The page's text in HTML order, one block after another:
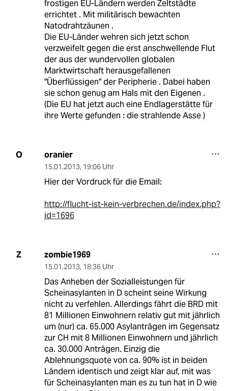
frostigen EU-Ländern werden Zeltstädte
errichtet . Mit militärisch bewachten
Natodrahtzäunen .
Die EU-Länder wehren sich jetzt schon
verzweifelt gegen die erst anschwellende Flut
der aus der wundervollen globalen
Marktwirtschaft herausgefallenen
"Überflüssigen" der Peripherie . Dabei haben
sie schon genug am Hals mit den Eigenen .
(Die EU hat jetzt auch eine Endlagerstätte für
ihre Werte gefunden : die strahlende Asse )
O oranier
15.01.2013, 19:06 Uhr
Hier der Vordruck für die Email:
http://flucht-ist-kein-verbrechen.de/index.php?
id=1696
Z zombie1969
15.01.2013, 18:36 Uhr
Das Anheben der Sozialleistungen für
Scheinasylanten in D scheint seine Wirkung
nicht zu verfehlen. Allerdings fährt die BRD mit
81 Millionen Einwohnern relativ gut mit jährlich
um (nur) ca. 65.000 Asylanträgen im Gegensatz
zur CH mit 8 Millionen Einwohnern und jährlich
ca. 30.000 Anträgen. Einzig die
Ablehnungsquote von ca. 90% ist in beiden
Ländern identisch und zeigt klar auf, mit was
für Scheinasylanten man es zu tun hat in D wie